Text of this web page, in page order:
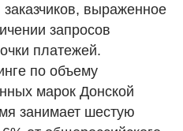
выраженное
запросов
платежей.
по объему
марок Донской
занимает шестую